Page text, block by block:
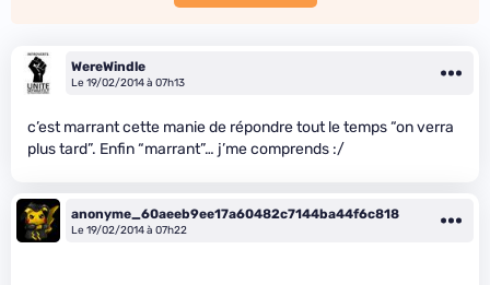
WereWindle
Le 19/02/2014 à 07h13
c’est marrant cette manie de répondre tout le temps “on verra
plus tard”. Enfin “marrant”… j’me comprends :/
anonyme_60aeeb9ee17a60482c7144ba44f6c818
Le 19/02/2014 à 07h22